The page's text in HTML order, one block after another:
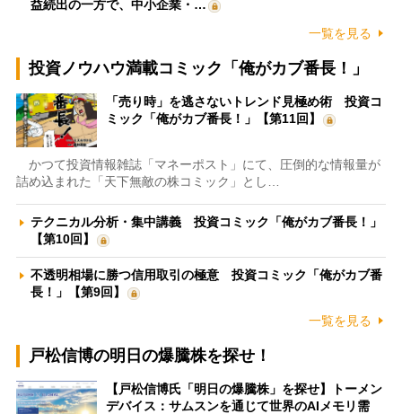
益続出の一方で、中小企業・…
一覧を見る
投資ノウハウ満載コミック「俺がカブ番長！」
「売り時」を逃さないトレンド見極め術 投資コ
ミック「俺がカブ番長！」【第11回】
かつて投資情報雑誌「マネーポスト」にて、圧倒的な情報量が
詰め込まれた「天下無敵の株コミック」とし…
テクニカル分析・集中講義 投資コミック「俺がカブ番長！」
【第10回】
不透明相場に勝つ信用取引の極意 投資コミック「俺がカブ番
長！」【第9回】
一覧を見る
戸松信博の明日の爆騰株を探せ！
【戸松信博氏「明日の爆騰株」を探せ】トーメン
デバイス：サムスンを通じて世界のAIメモリ需